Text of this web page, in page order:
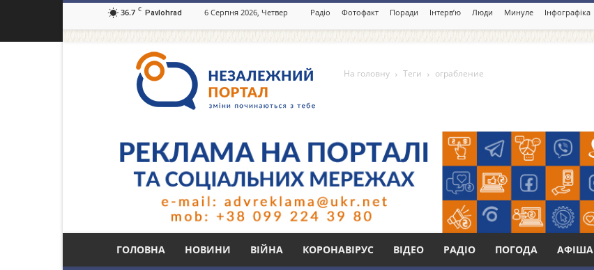
36.7 C Pavlohrad 6 Серпня 2026, Четвер Радіо Фотофакт Поради Інтерв’ю Люди Минуле Інфографіка
портал
Павлоград.dp.ua
ГОЛОВНА НОВИНИ ВІЙНА КОРОНАВІРУС ВІДЕО РАДІО ПОГОДА АФІША
На головну Теги ограбление
Тег: ограбление